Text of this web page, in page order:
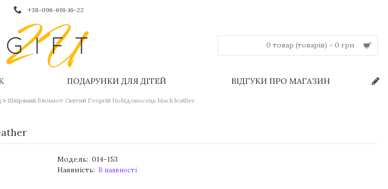
+38-096-691-16-22
0 товар (товарів) - 0 грн
ПОДАРУНКИ ДЛЯ ДІТЕЙ ВІДГУКИ ПРО МАГАЗИН
> Шкіряний блокнот Святий Георгій Побідоносець black leather
Модель: 014-153
Наявність: В наявності